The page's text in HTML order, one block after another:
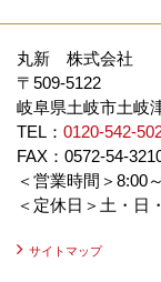
丸新 株式会社
〒509-5122
岐阜県土岐市土岐
TEL： 0120-542-
FAX：0572-54-
＜営業時間＞8:00
＜定休日＞土・
サイトマップ